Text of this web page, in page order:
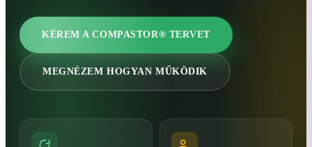
KÉREM A COMPASTOR® TERVET
MEGNÉZEM HOGYAN MŰKÖDIK